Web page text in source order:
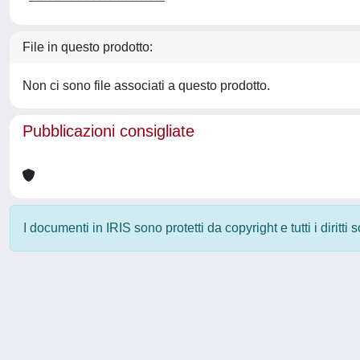
File in questo prodotto:
Non ci sono file associati a questo prodotto.
Pubblicazioni consigliate
I documenti in IRIS sono protetti da copyright e tutti i diritti